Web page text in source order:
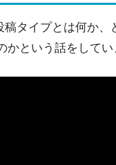
稿タイプとは何か
かという話をしてい